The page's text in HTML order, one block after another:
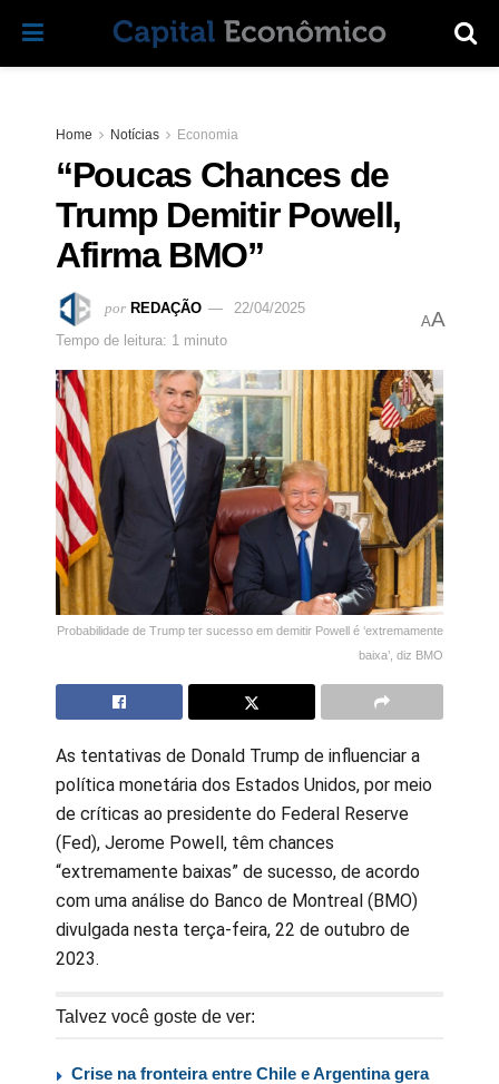
Home Notícias Economia
“Poucas Chances de
Trump Demitir Powell,
Afirma BMO”
por REDAÇÃO
22/04/2025
Tempo de leitura: 1 minuto
AA
Probabilidade de Trump ter sucesso em demitir Powell é ‘extremamente
baixa’, diz BMO
As tentativas de Donald Trump de influenciar a
política monetária dos Estados Unidos, por meio
de críticas ao presidente do Federal Reserve
(Fed), Jerome Powell, têm chances
“extremamente baixas” de sucesso, de acordo
com uma análise do Banco de Montreal (BMO)
divulgada nesta terça-feira, 22 de outubro de
2023.
Talvez você goste de ver:
Crise na fronteira entre Chile e Argentina gera